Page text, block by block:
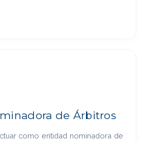
de Árbitros
como entidad nominadora de